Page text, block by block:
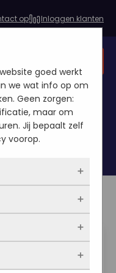
op Inloggen klanten
goed werkt
we wat info op om
Geen zorgen:
maar om
Jij bepaalt zelf
voorop.
de website
altijd actief en
worden
doet, zoals
of je
vaak onze site
vandaan
zijn. Zo
voorkeuren.